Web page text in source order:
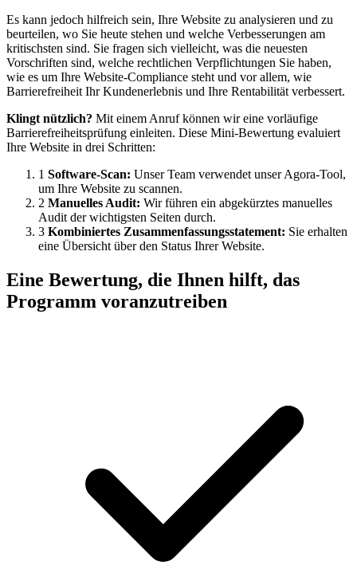
Es kann jedoch hilfreich sein, Ihre Website zu analysieren und zu
beurteilen, wo Sie heute stehen und welche Verbesserungen am
kritischsten sind. Sie fragen sich vielleicht, was die neuesten
Vorschriften sind, welche rechtlichen Verpflichtungen Sie haben,
wie es um Ihre Website-Compliance steht und vor allem, wie
Barrierefreiheit Ihr Kundenerlebnis und Ihre Rentabilität verbessert.
Klingt nützlich? Mit einem Anruf können wir eine vorläufige
Barrierefreiheitsprüfung einleiten. Diese Mini-Bewertung evaluiert
Ihre Website in drei Schritten:
1 Software-Scan: Unser Team verwendet unser Agora-Tool,
um Ihre Website zu scannen.
2 Manuelles Audit: Wir führen ein abgekürztes manuelles
Audit der wichtigsten Seiten durch.
3 Kombiniertes Zusammenfassungsstatement: Sie erhalten
eine Übersicht über den Status Ihrer Website.
Eine Bewertung, die Ihnen hilft, das
Programm voranzutreiben